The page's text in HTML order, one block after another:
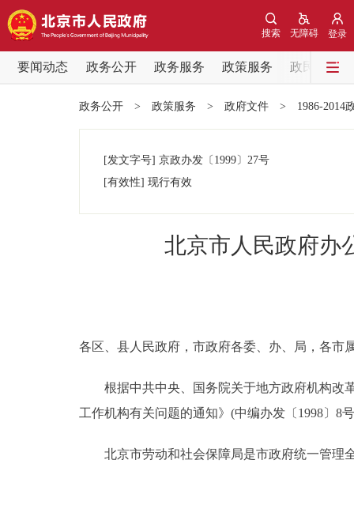
登录
无障碍
搜索
要闻动态 政务公开 政务服务 政策服务
政民互动
党中央精神
政策兑现
决策公开
政务公开 > 政策服务 > 政府文件 > 1986-2014
[发文字号] 京政办发 〔1999〕 27号
[有效性] 现行有效
北京市人民政府办
各区、县人民政府，市政府各委、办、局，各市
根据中共中央、国务院关于地方政府机构改革
工作机构有关问题的通知》(中编办发〔1998〕8
北京市劳动和社会保障局是市政府统一管理全